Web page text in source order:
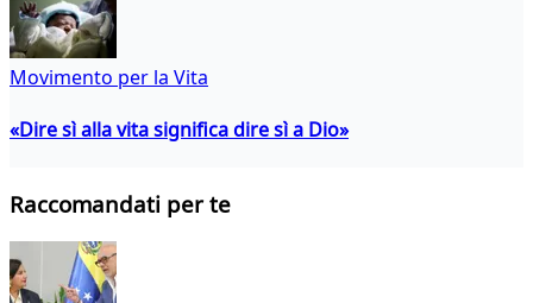
Movimento per la Vita
«Dire sì alla vita significa dire sì a Dio»
Raccomandati per te